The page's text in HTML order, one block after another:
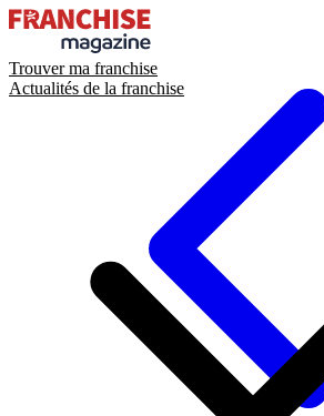
Trouver ma franchise
Actualités de la franchise